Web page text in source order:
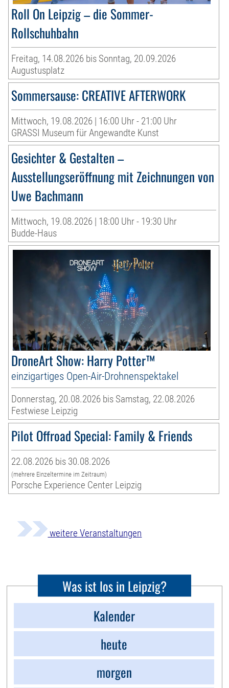
Roll On Leipzig – die Sommer-
Rollschuhbahn
Freitag, 14.08.2026 bis Sonntag, 20.09.2026
Augustusplatz
Sommersause: CREATIVE AFTERWORK
Mittwoch, 19.08.2026 | 16:00 Uhr - 21:00 Uhr
GRASSI Museum für Angewandte Kunst
Gesichter & Gestalten –
Ausstellungseröffnung mit Zeichnungen von
Uwe Bachmann
Mittwoch, 19.08.2026 | 18:00 Uhr - 19:30 Uhr
Budde-Haus
DroneArt Show: Harry Potter™
einzigartiges Open-Air-Drohnenspektakel
Donnerstag, 20.08.2026 bis Samstag, 22.08.2026
Festwiese Leipzig
Pilot Offroad Special: Family & Friends
22.08.2026 bis 30.08.2026
(mehrere Einzeltermine im Zeitraum)
Porsche Experience Center Leipzig
weitere Veranstaltungen
Was ist los in Leipzig?
Kalender
heute
morgen